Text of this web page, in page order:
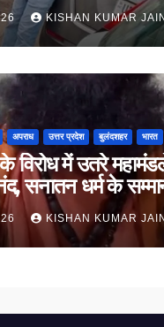
KISHAN KUMAR
अपराध उत्तर प्रदेश बुलंदशहर भारत
विरोध में उतरे
सनातन धर्म के
KISHAN KUMAR JAIN